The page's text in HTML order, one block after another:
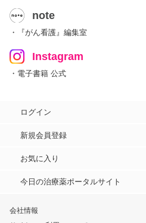
note
・『がん看護』編集室
Instagram
・電子書籍 公式
ログイン
新規会員登録
お気に入り
今日の治療薬ポータルサイト
会社情報